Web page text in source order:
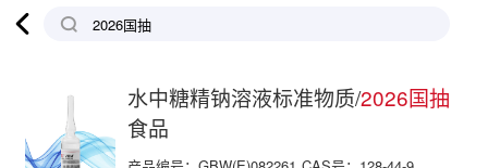

水中糖精钠溶液标准物质/2026国抽
食品